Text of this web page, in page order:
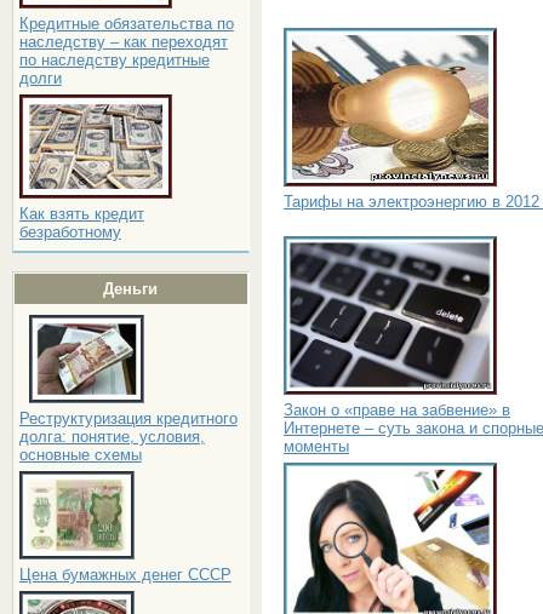
Кредитные обязательства по
наследству – как переходят
по наследству кредитные
долги
Как взять кредит
безработному
Деньги
Реструктуризация кредитного
долга: понятие, условия,
основные схемы
Цена бумажных денег СССР
Тарифы на электроэнергию в 2012
Закон о «праве на забвение» в
Интернете – суть закона и спорные
моменты